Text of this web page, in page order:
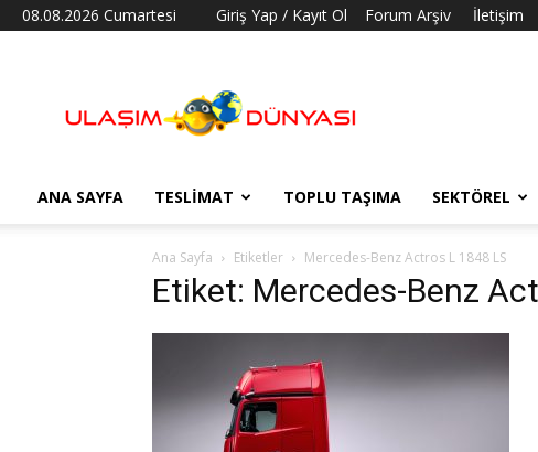
08.08.2026 Cumartesi Giriş Yap / Kayıt Ol Forum Arşiv İletişim
Dünyası
ANA SAYFA TESLIMAT TOPLU TAŞIMA SEKTÖREL
Ana Sayfa Etiketler Mercedes-Benz Actros L 1848 LS
Etiket: Mercedes-Benz